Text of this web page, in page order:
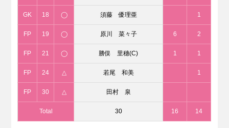
GK 18 ◯ 須藤 優理亜 1
FP 19 ◯ 原川 菜々子 6 2
FP 21 ◯ 勝俣 里穗(C) 1 1
FP 24 △ 若尾 和美 1
FP 30 △ 田村 泉
Total 30 16 14